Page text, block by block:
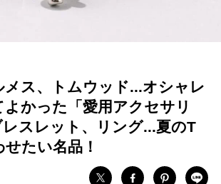
ス、トムウッド...オシャレ
かった「愛用アクセサリ
レスレット、リング...夏のT
たい名品！